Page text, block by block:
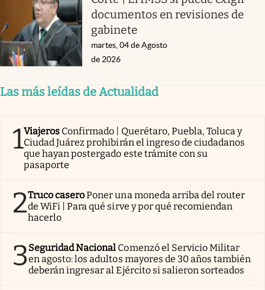
documentos en revisiones de
gabinete
martes, 04 de Agosto
de 2026
Las más leídas de Actualidad
1Viajeros Confirmado | Querétaro, Puebla, Toluca y
Ciudad Juárez prohibirán el ingreso de ciudadanos
que hayan postergado este trámite con su
pasaporte
2Truco caseroPoner una moneda arriba del router
de WiFi | Para qué sirve y por qué recomiendan
hacerlo
3Seguridad Nacional Comenzó el Servicio Militar
en agosto: los adultos mayores de 30 años también
deberán ingresar al Ejército si salieron sorteados